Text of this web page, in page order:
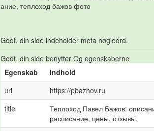
ание, теплоход бажов фото
Godt, din side indeholder meta nøgleord.
Godt, din side benytter Og egenskaberne
Egenskab
Indhold
url
https://pbazhov.ru
title
Теплоход Павел Бажов:
расписание, цены, отзывы,